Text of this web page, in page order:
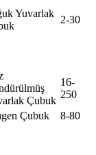
Yuvarlak
2-30
Çubuk
16-
250
Çubuk 8-80